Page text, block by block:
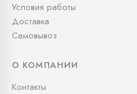
Условия работы
Доставка
Самовывоз
О КОМПАНИИ
Контакты